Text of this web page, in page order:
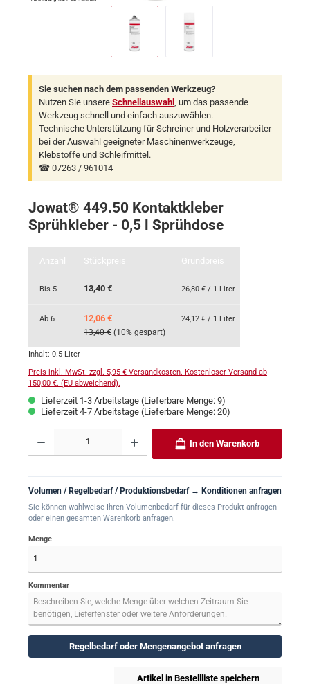
Sie suchen nach dem passenden Werkzeug?
Nutzen Sie unsere Schnellauswahl , um das passende
Werkzeug schnell und einfach auszuwählen.
Technische Unterstützung für Schreiner und Holzverarbeiter
bei der Auswahl geeigneter Maschinenwerkzeuge,
Klebstoffe und Schleifmittel.
☎ 07263 / 961014
Jowat® 449.50 Kontaktkleber
Sprühkleber - 0,5 l Sprühdose
Anzahl Stückpreis Grundpreis
Bis 5 13,40 € 26,80 € / 1 Liter
Ab 6 12,06 €
13,40 € (10% gespart)
24,12 € / 1 Liter
Inhalt: 0.5 Liter
Preis inkl. MwSt. zzgl. 5,95 € Versandkosten. Kostenloser Versand ab
150,00 €. (EU abweichend).
Lieferzeit 1-3 Arbeitstage (Lieferbare Menge: 9)
Lieferzeit 4-7 Arbeitstage (Lieferbare Menge: 20)
Produkt Anzahl: Gib den gewünschten Wert ein oder benutze die Schaltflächen
In den Warenkorb
Volumen / Regelbedarf / Produktionsbedarf → Konditionen anfragen
Sie können wahlweise Ihren Volumenbedarf für dieses Produkt anfragen
oder einen gesamten Warenkorb anfragen.
Menge
Kommentar
Regelbedarf oder Mengenangebot anfragen
Artikel in Bestellliste speichern